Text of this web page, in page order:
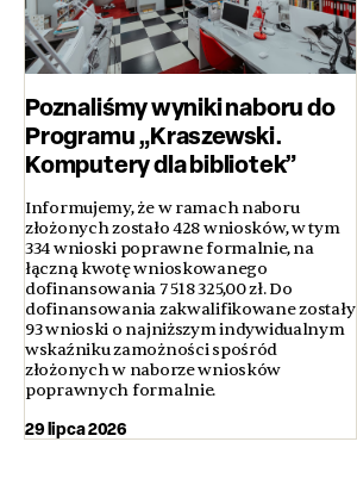
Poznaliśmy wyniki naboru do
Programu „Kraszewski.
Komputery dla bibliotek”
Informujemy, że w ramach naboru
złożonych zostało 428 wniosków, w tym
334 wnioski poprawne formalnie, na
łączną kwotę wnioskowanego
dofinansowania 7 518 325,00 zł. Do
dofinansowania zakwalifikowane zostały
93 wnioski o najniższym indywidualnym
wskaźniku zamożności spośród
złożonych w naborze wniosków
poprawnych formalnie.
29 lipca 2026